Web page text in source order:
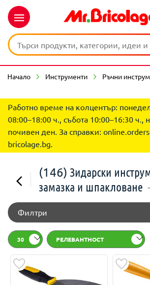
Начало Инструменти Ръчни
Работно време на колцентър:
08:00–18:00 ч., събота 10:00–16:30 ч.,
почивен ден. За справки:
bricolage.bg.
(146) Зидарски
замазка и шпакловане
Филтри
30 РЕЛЕВАНТНОСТ